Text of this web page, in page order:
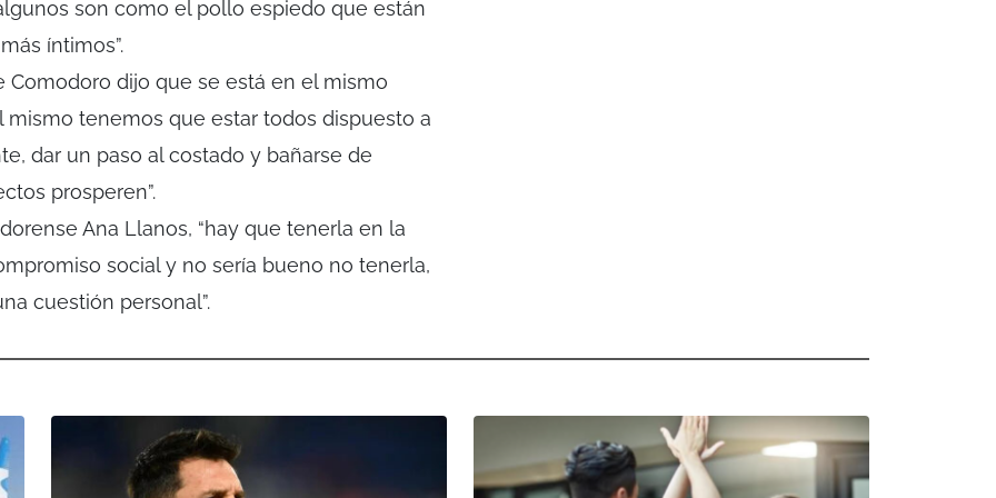
son como el pollo espiedo que están
íntimos”.
Comodoro dijo que se está en el mismo
mismo tenemos que estar todos dispuesto a
dar un paso al costado y bañarse de
prosperen”.
Ana Llanos, “hay que tenerla en la
social y no sería bueno no tenerla,
cuestión personal”.